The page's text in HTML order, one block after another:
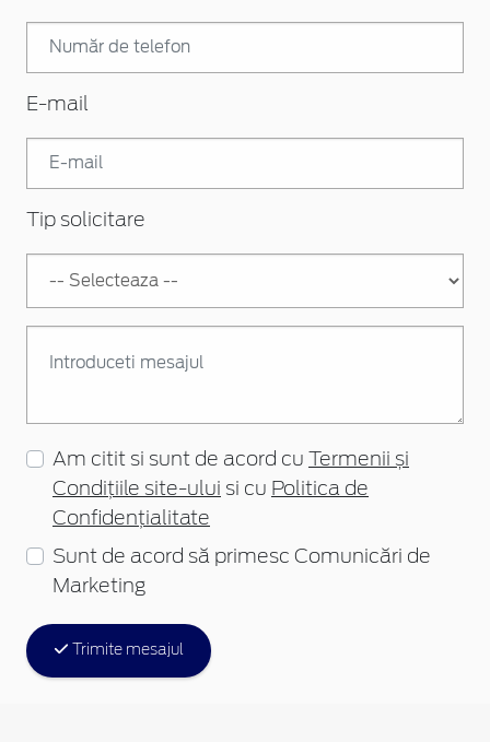
E-mail
Tip solicitare
Am citit si sunt de acord cu
Termenii și
Condițiile site-ului si cu Politica de
Confidențialitate
Sunt de acord să primesc Comunicări de
Marketing
Trimite mesajul